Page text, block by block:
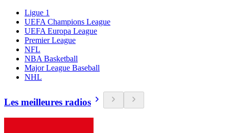
Ligue 1
UEFA Champions League
UEFA Europa League
Premier League
NFL
NBA Basketball
Major League Baseball
NHL
Les meilleures radios